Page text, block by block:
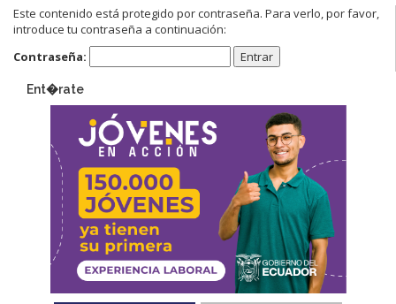
Este contenido está protegido por contraseña. Para verlo, por favor,
introduce tu contraseña a continuación:
Contraseña:
Ent�rate